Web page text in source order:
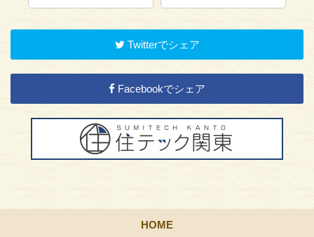
Twitterでシェア
Facebookでシェア
HOME